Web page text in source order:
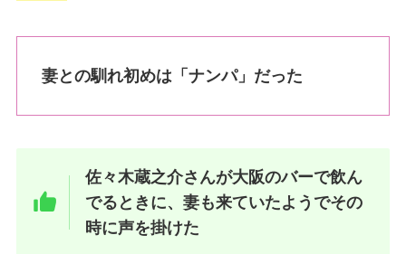
妻との馴れ初めは「ナンパ」だった
佐々木蔵之介さんが大阪のバーで飲ん
でるときに、妻も来ていたようでその
時に声を掛けた